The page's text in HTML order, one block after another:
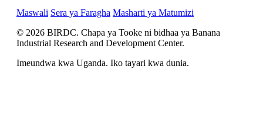
Maswali Sera ya Faragha Masharti ya Matumizi
© 2026 BIRDC. Chapa ya Tooke ni bidhaa ya Banana
Industrial Research and Development Center.
Imeundwa kwa Uganda. Iko tayari kwa dunia.